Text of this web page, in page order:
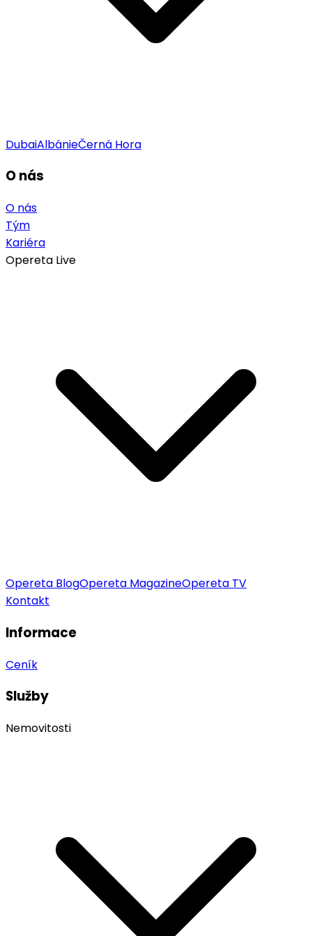
DubaiAlbánieČerná Hora
O nás
O nás
Tým
Kariéra
Opereta Live
Opereta BlogOpereta MagazineOpereta TV
Kontakt
Informace
Ceník
Služby
Nemovitosti